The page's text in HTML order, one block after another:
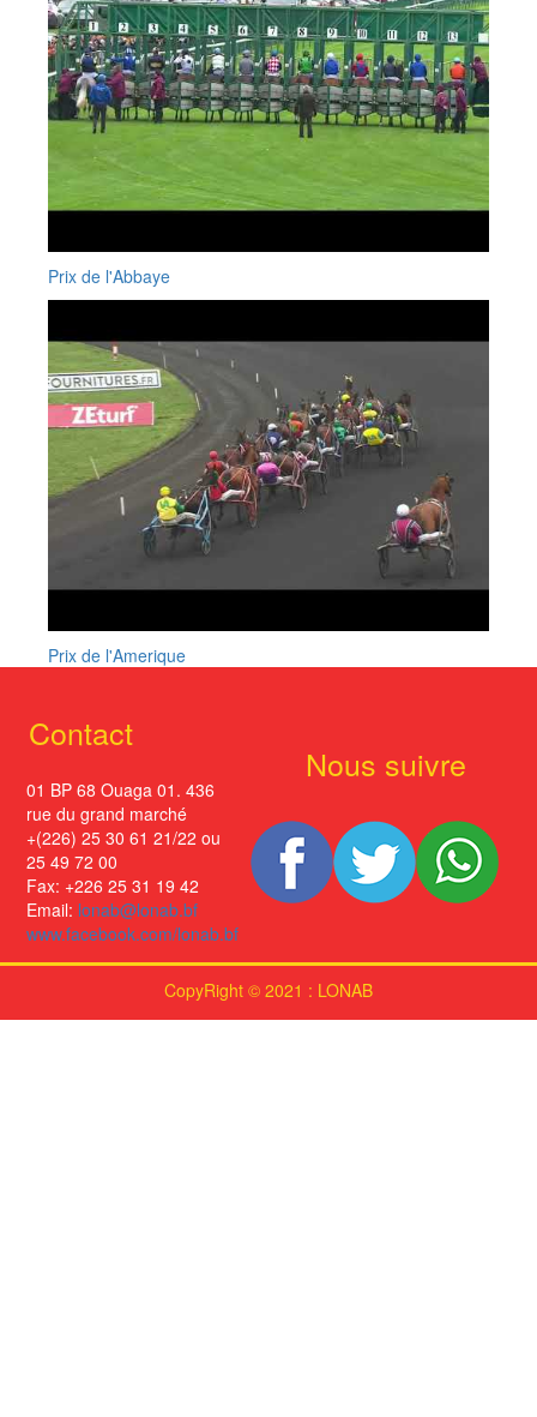
Prix de l'Abbaye
Prix de l'Amerique
Contact
01 BP 68 Ouaga 01. 436
rue du grand marché
+(226) 25 30 61 21/22 ou
25 49 72 00
Fax: +226 25 31 19 42
Email: lonab@lonab.bf
www.facebook.com/lonab.bf
Nous suivre
CopyRight © 2021 : LONAB